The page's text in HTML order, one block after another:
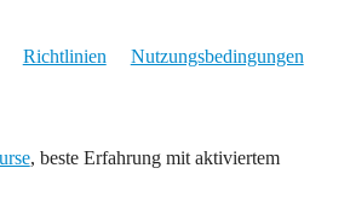
Richtlinien Nutzungsbedingungen
, beste Erfahrung mit aktiviertem